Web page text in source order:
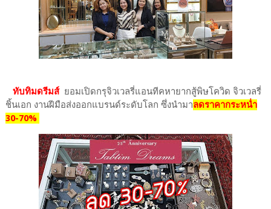
ทับทิมดรีมส์ยอมเปิดกรุจิวเวลรี่แอนทีคหายากสู้พิษโควิด จิวเวลรี่
ชิ้นเอก งานฝีมือส่งออกแบรนด์ระดับโลก ซึ่งนำมาลดราคากระหน่ำ
30-70%